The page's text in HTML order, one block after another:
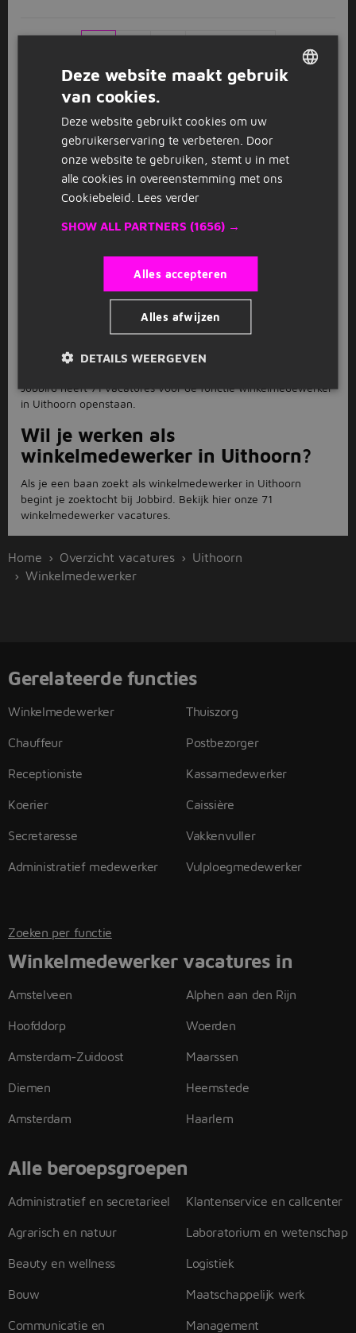
winkelmedewerker in Uithoorn?
Solliciteren voor de functie winkelmedewerker in Uithoorn doe
je direct op de website van Jobbird. Bij sommige
winkelmedewerker vacatures in Uithoorn word je
Hoeveel winkelmedewerker
vacatures zijn er in Uithoorn?
Jobbird heeft 71 vacatures voor de functie winkelmedewerker
in Uithoorn openstaan.
Wil je werken als
winkelmedewerker in Uithoorn?
Als je een baan zoekt als winkelmedewerker in Uithoorn
begint je zoektocht bij Jobbird. Bekijk hier onze 71
winkelmedewerker vacatures.
Home Overzicht vacatures
Uithoorn
Winkelmedewerker
Gerelateerde functies
Winkelmedewerker
Chauffeur
Receptioniste
Koerier
Secretaresse
Administratief medewerker
Thuiszorg
Postbezorger
Kassamedewerker
Caissière
Vakkenvuller
Vulploegmedewerker
Zoeken per functie
Winkelmedewerker vacatures in
Amstelveen
Hoofddorp
Amsterdam-Zuidoost
Diemen
Amsterdam
Alphen aan den Rijn
Woerden
Maarssen
Heemstede
Haarlem
Alle beroepsgroepen
Administratief en secretarieel
Agrarisch en natuur
Beauty en wellness
Bouw
Communicatie en
Klantenservice en callcenter
Laboratorium en wetenschap
Logistiek
Maatschappelijk werk
Management
Deze website maakt gebruik
van cookies.
Deze website gebruikt cookies om uw
gebruikerservaring te verbeteren. Door
onze website te gebruiken, stemt u in met
alle cookies in overeenstemming met ons
Cookiebeleid. Lees verder
SHOW ALL PARTNERS (1656) →
Alles accepteren
Alles afwijzen
DETAILS WEERGEVEN